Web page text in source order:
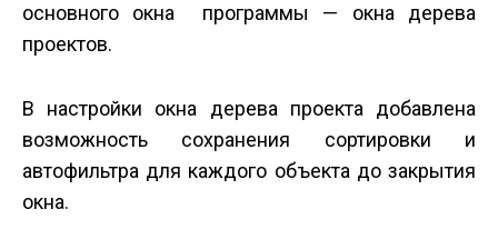
основного окна программы — окна дерева
проектов.
В настройки окна дерева проекта добавлена
возможность сохранения сортировки и
автофильтра для каждого объекта до закрытия
окна.